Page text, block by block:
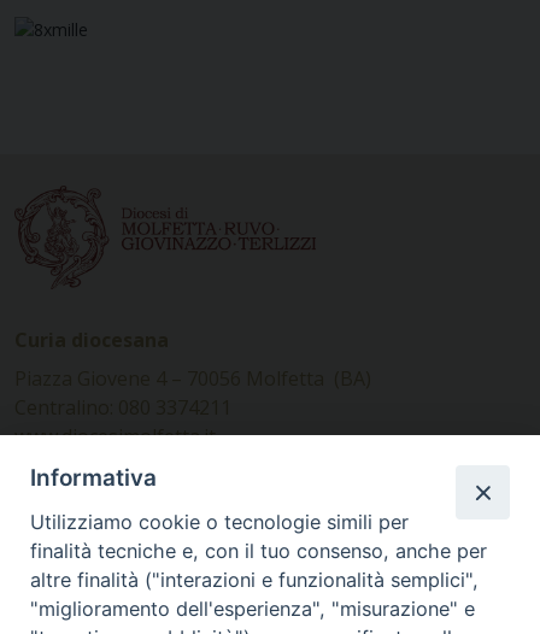
www.diocesimolfetta.it –
diocesimolfetta@pec.chiesacattolica.it
Ufficio Comunicazioni sociali
Piazza Giovene 4 – 70056 Molfetta (BA)
comunicazionisociali@diocesimolfetta.it
Informativa
Utilizziamo cookie o tecnologie simili per
finalità tecniche e, con il tuo consenso, anche per
altre finalità ("interazioni e funzionalità semplici",
"miglioramento dell'esperienza", "misurazione" e